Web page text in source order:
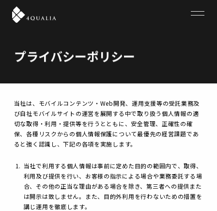
プライバシーポリシー
当社は、モバイルコンテンツ・Web開発、運用支援等の受託業務及
び自社モバイルサイトの運営を展開する中で取り扱う個人情報の適
切な取得・利用・提供等を行うとともに、安全管理、正確性の確
保、各種リスクからの個人情報保護について最優先の経営課題であ
ると強く認識し、下記の各項を実施します。
当社で利用する個人情報は事前に定めた目的の範囲内で、取得、
利用及び提供を行い、お客様の指示による場合や業務委託する場
合、その他の正当な理由がある場合を除き、第三者への提供また
は開示は致しません。また、目的外利用を行わないための措置を
講じ運用を徹底します。